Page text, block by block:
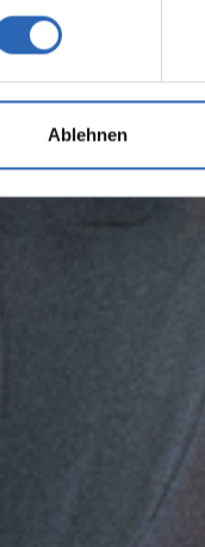
Ablehnen